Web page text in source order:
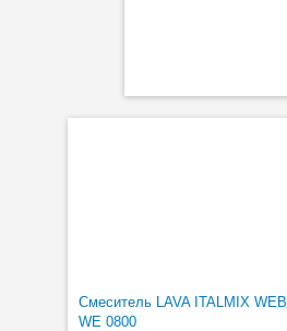
Смеситель LAVA ITALMIX WEB
WE 0800